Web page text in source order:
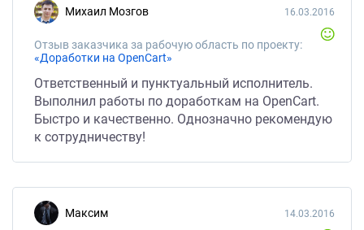
Михаил Мозгов
Отзыв заказчика за рабочую область по проекту:
«Доработки на OpenCart»
16.03.2016
Ответственный и пунктуальный исполнитель.
Выполнил работы по доработкам на OpenCart.
Быстро и качественно. Однозначно рекомендую
к сотрудничеству!
Максим 14.03.2016